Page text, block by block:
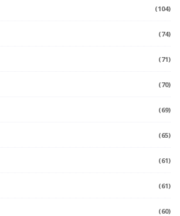
(104)
(74)
(71)
(70)
(69)
(65)
(61)
(61)
(60)